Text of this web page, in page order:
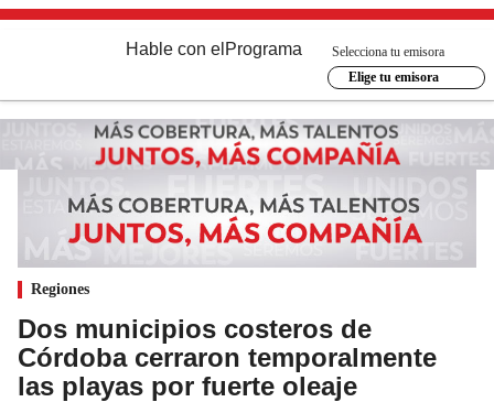
Hable con el Programa
Selecciona tu emisora
Elige tu emisora
Regiones
Dos municipios costeros de
Córdoba cerraron temporalmente
las playas por fuerte oleaje